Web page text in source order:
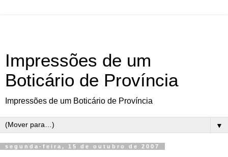
Impressões de um
Boticário de Província
Impressões de um Boticário de Província
▼
segunda-feira, 15 de outubro de 2007